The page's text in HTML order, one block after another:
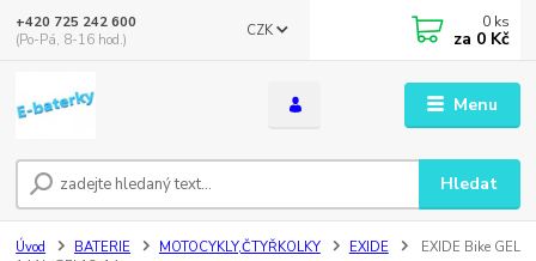
Menu
CZK
Hledat
+420 725 242 600
(Po-Pá, 8-16 hod.)
0 ks
za 0 Kč
Úvod BATERIE MOTOCYKLY,ČTYŘKOLKY EXIDE
EXIDE Bike GEL